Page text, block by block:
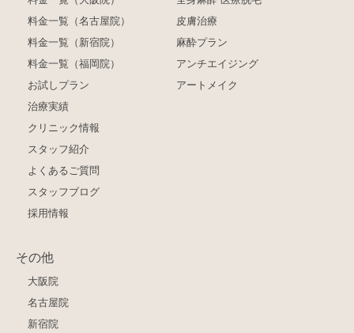
料金一覧（名古屋院）
料金一覧（新宿院）
料金一覧（福岡院）
お試しプラン
治療実績
クリニック情報
スタッフ紹介
よくあるご質問
スタッフブログ
採用情報
皮膚治療
麻酔プラン
アンチエイジング
アートメイク
その他
大阪院
名古屋院
新宿院